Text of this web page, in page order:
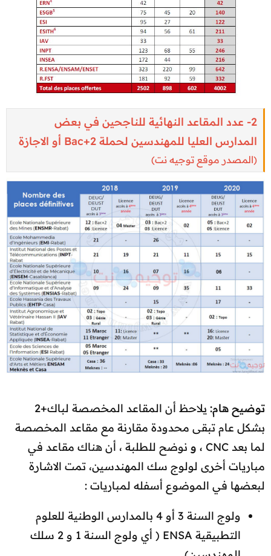
2- عدد المقاعد النهائية للناجحين في بعض
المدارس العليا للمهندسين لحملة Bac+2 أو الاجازة
(المصدر موقع توجيه نت)
توضيح هام:
يلاحظ أن المقاعد المخصصة لباك+2
بشكل عام تبقى محدودة مقارنة مع مقاعد المخصصة
لما بعد CNC
، و نوضح للطلبة ، أن هناك مقاعد في
مباريات أخرى لولوج سك المهندسين، تمت الاشارة
لبعضها في الموضوع أسفله لمباريات :
ولوج السنة 3 أو 4 بالمدارس الوطنية للعلوم
التطبيقية ENSA ( أي ولوج السنة 1 و 2 سلك